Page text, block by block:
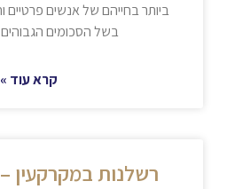
ביותר בחייהם של אנשים פרטיים
בשל הסכומים הגבוהים
קרא עוד »
רשלנות במקרקעין